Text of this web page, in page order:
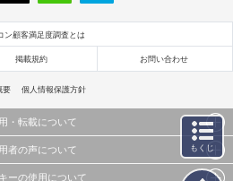
ン顧客満足度調査とは
掲載規約 お問い合わせ
要 個人情報保護方針
・転載について
真、イラスト、画像データ等）及びこれらの配置・
者の声について
ーの使用について
もくじ